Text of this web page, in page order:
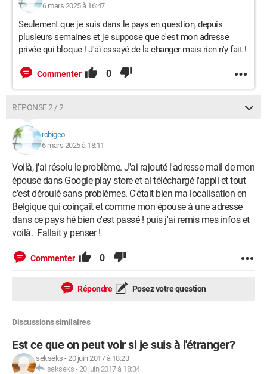
6 mars 2025 à 16:47
Seulement que je suis dans le pays en question, depuis
plusieurs semaines et je suppose que c'est mon adresse
privée qui bloque ! J'ai essayé de la changer mais rien n'y fait !
Commenter 0
RÉPONSE 2 / 2
robigeo
6 mars 2025 à 18:11
Voilà, j'ai résolu le problème. J'ai rajouté l'adresse mail de mon
épouse dans Google play store et ai téléchargé l'appli et tout
c'est déroulé sans problèmes. C'était bien ma localisation en
Belgique qui coinçait et comme mon épouse à une adresse
dans ce pays hé bien c'est passé ! puis j'ai remis mes infos et
voilà. Fallait y penser !
Commenter 0
Répondre Posez votre question
Discussions similaires
Est ce que on peut voir si je suis à l'étranger?
sekseks -20 juin 2017 à 18:23
sekseks -20 juin 2017 à 18:34